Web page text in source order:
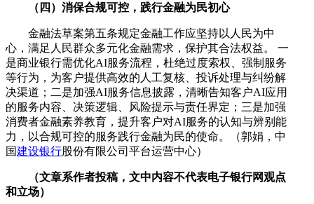
（四）消保合规可控，践行金融为民初心
金融法草案第五条规定金融工作应坚持以人民为中
心，满足人民群众多元化金融需求，保护其合法权益。 一
是商业银行需优化AI服务流程，杜绝过度索权、强制服务
等行为，为客户提供高效的人工复核、投诉处理与纠纷解
决渠道；二是加强AI服务信息披露，清晰告知客户AI应用
的服务内容、决策逻辑、风险提示与责任界定；三是加强
消费者金融素养教育，提升客户对AI服务的认知与辨别能
力，以合规可控的服务践行金融为民的使命。（郭娟，中
国建设银行股份有限公司平台运营中心）
（文章系作者投稿，文中内容不代表电子银行网观点
和立场）